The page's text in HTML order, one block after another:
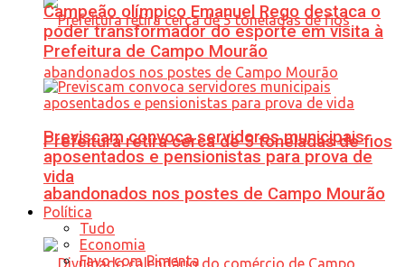
Prefeitura retira cerca de 5 toneladas de fios
abandonados nos postes de Campo Mourão
Campeão olímpico Emanuel Rego destaca o
poder transformador do esporte em visita à
Prefeitura de Campo Mourão
Previscam convoca servidores municipais
aposentados e pensionistas para prova de
vida
Política
Tudo
Economia
Favo com Pimenta